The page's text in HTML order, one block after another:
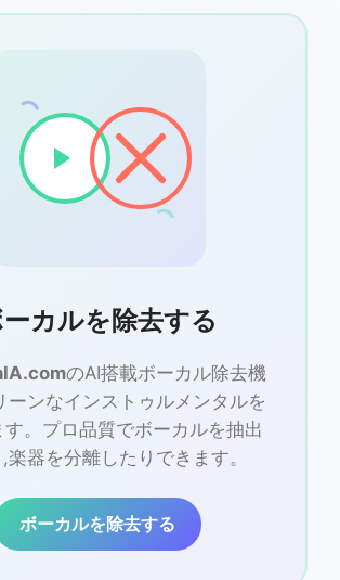
カルを除去する
のAI搭載ボーカル除去機
ーンなインストゥルメンタルを
。プロ品質でボーカルを抽出
楽器を分離したりできます。
ボーカルを除去する